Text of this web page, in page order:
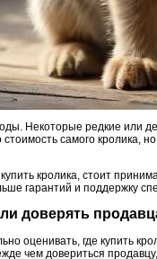
Некоторые редкие или
самого кролика,
кролика, стоит
гарантий и поддержку
доверять
оценивать, где купить
чем довериться